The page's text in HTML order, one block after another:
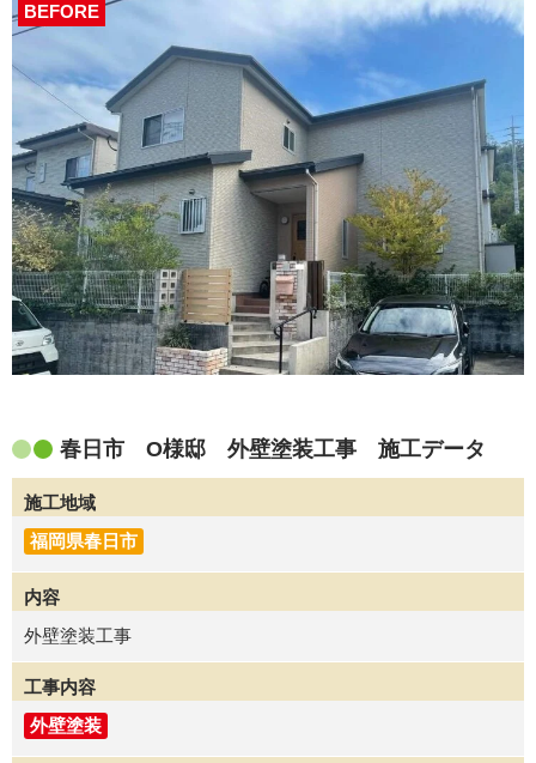
BEFORE
春日市 O様邸 外壁塗装工事 施工データ
施工地域
福岡県春日市
内容
外壁塗装工事
工事内容
外壁塗装